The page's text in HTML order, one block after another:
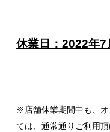
休業日：2022年7
※店舗休業期間中も、
ては、通常通りご利用頂